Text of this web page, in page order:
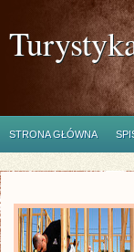
STRONA GŁÓWNA